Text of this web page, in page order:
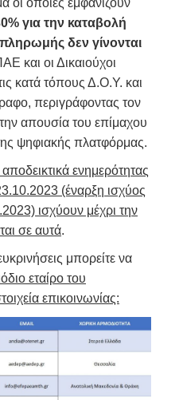
οι οποίες εμφανίζουν
για την καταβολή
δεν γίνονται
και οι Δικαιούχοι
κατά τόπους Δ.Ο.Υ. και
περιγράφοντας τον
απουσία του επίμαχου
ψηφιακής πλατφόρμας.
αποδεικτικά ενημερότητας
(έναρξη ισχύος
ισχύουν μέχρι την
σε αυτά.
μπορείτε να
εταίρο του
επικοινωνίας: